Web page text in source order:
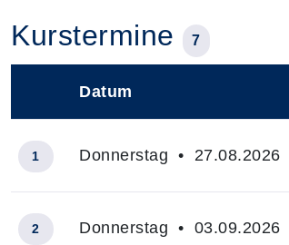
Kurstermine 7
Datum
1 Donnerstag • 27.08.2026
2 Donnerstag • 03.09.2026